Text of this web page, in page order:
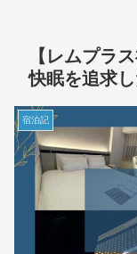
【レムプラ
快眠を追求
宿泊記